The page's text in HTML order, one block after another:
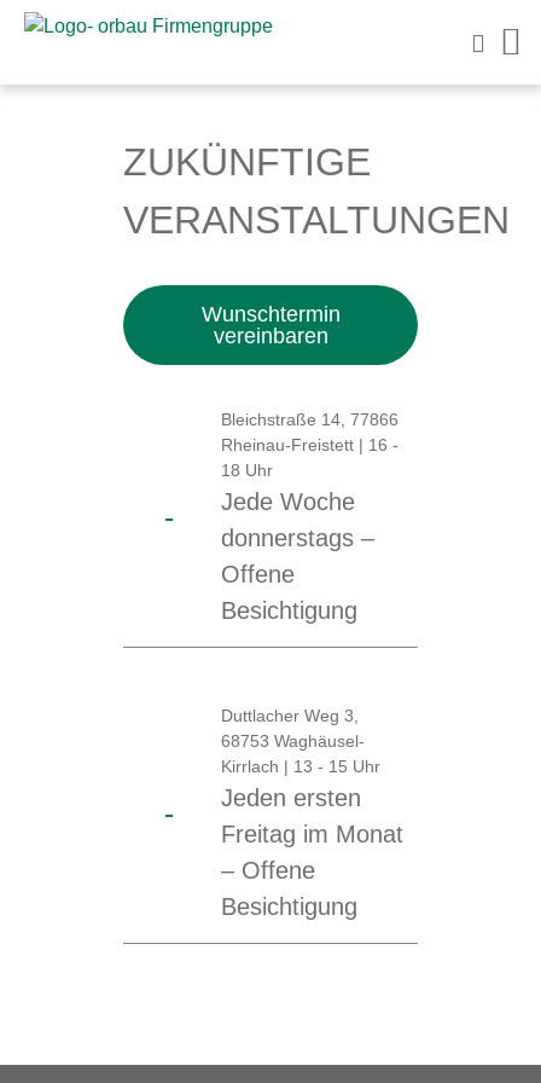
ZUKÜNFTIGE
VERANSTALTUNGEN
Wunschtermin
vereinbaren
-
Bleichstraße 14, 77866
Rheinau-Freistett | 16 -
18 Uhr
Jede Woche
donnerstags –
Offene
Besichtigung
-
Duttlacher Weg 3,
68753 Waghäusel-
Kirrlach | 13 - 15 Uhr
Jeden ersten
Freitag im Monat
– Offene
Besichtigung